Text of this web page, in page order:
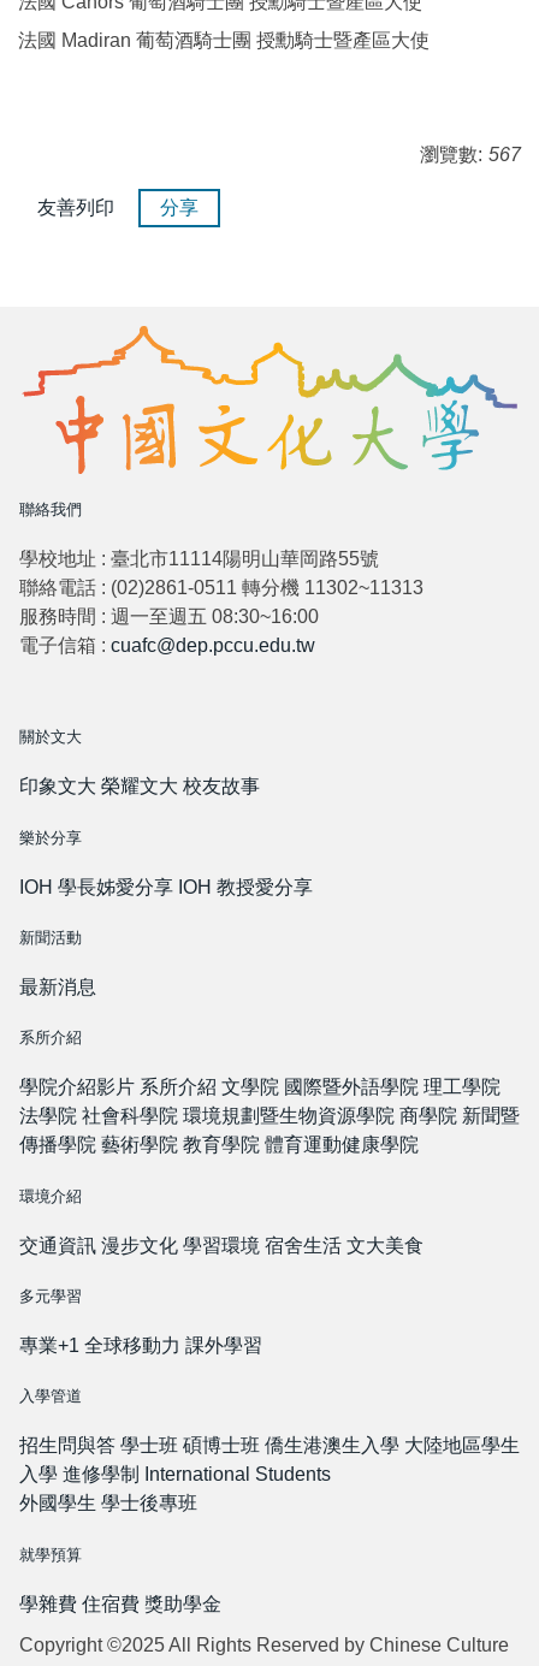
法國 Madiran 葡萄酒騎士團 授勳騎士暨產區大使
瀏覽數: 567
友善列印 分享
聯絡我們
學校地址 : 臺北市11114陽明山華岡路55號
聯絡電話 : (02)2861-0511 轉分機 11302~11313
服務時間 : 週一至週五 08:30~16:00
電子信箱 : cuafc@dep.pccu.edu.tw
關於文大
印象文大 榮耀文大 校友故事
樂於分享
IOH 學長姊愛分享 IOH 教授愛分享
新聞活動
最新消息
系所介紹
學院介紹影片 系所介紹 文學院 國際暨外語學院 理工學院
法學院 社會科學院 環境規劃暨生物資源學院 商學院 新聞暨
傳播學院 藝術學院 教育學院 體育運動健康學院
環境介紹
交通資訊 漫步文化 學習環境 宿舍生活 文大美食
多元學習
專業+1 全球移動力 課外學習
入學管道
招生問與答 學士班 碩博士班 僑生港澳生入學 大陸地區學生
入學 進修學制
International Students
外國學生 學士後專班
就學預算
學雜費 住宿費 獎助學金
Copyright ©2025 All Rights Reserved by Chinese Culture